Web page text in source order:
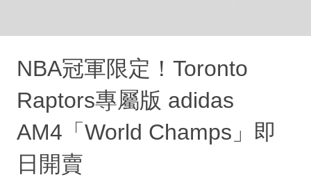
NBA冠軍限定！Toronto
Raptors專屬版 adidas
AM4「World Champs」即
日開賣